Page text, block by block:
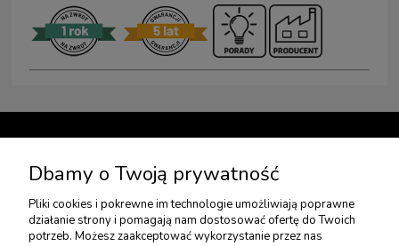
USŁUGI DODATKOWE
Dbamy o Twoją prywatność
Pliki cookies i pokrewne im technologie umożliwiają poprawne
działanie strony i pomagają nam dostosować ofertę do Twoich
potrzeb. Możesz zaakceptować wykorzystanie przez nas